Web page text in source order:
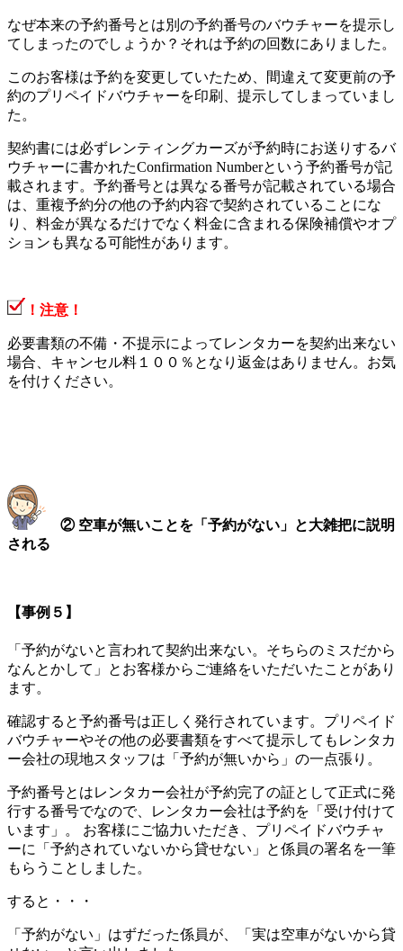
なぜ本来の予約番号とは別の予約番号のバウチャーを提示し
てしまったのでしょうか？それは予約の回数にありました。
このお客様は予約を変更していたため、間違えて変更前の予
約のプリペイドバウチャーを印刷、提示してしまっていまし
た。
契約書には必ずレンティングカーズが予約時にお送りするバ
ウチャーに書かれたConfirmation Numberという予約番号が記
載されます。予約番号とは異なる番号が記載されている場合
は、重複予約分の他の予約内容で契約されていることにな
り、料金が異なるだけでなく料金に含まれる保険補償やオプ
ションも異なる可能性があります。
！注意！
必要書類の不備・不提示によってレンタカーを契約出来ない
場合、キャンセル料１００％となり返金はありません。お気
を付けください。
② 空車が無いことを「予約がない」と大雑把に説明
される
【事例５】
「予約がないと言われて契約出来ない。そちらのミスだから
なんとかして」とお客様からご連絡をいただいたことがあり
ます。
確認すると予約番号は正しく発行されています。プリペイド
バウチャーやその他の必要書類をすべて提示してもレンタカ
ー会社の現地スタッフは「予約が無いから」の一点張り。
予約番号とはレンタカー会社が予約完了の証として正式に発
行する番号でなので、レンタカー会社は予約を「受け付けて
います」。 お客様にご協力いただき、プリペイドバウチャ
ーに「予約されていないから貸せない」と係員の署名を一筆
もらうことしました。
すると・・・
「予約がない」はずだった係員が、「実は空車がないから貸